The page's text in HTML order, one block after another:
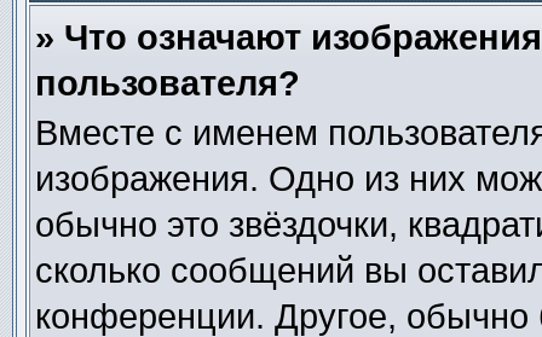
» Что означают
пользователя?
Вместе с именем
изображения. Одно из них
обычно это звёздочки,
сколько сообщений вы
конференции. Другое,